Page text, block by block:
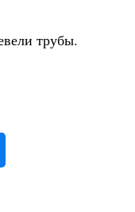
трубы.